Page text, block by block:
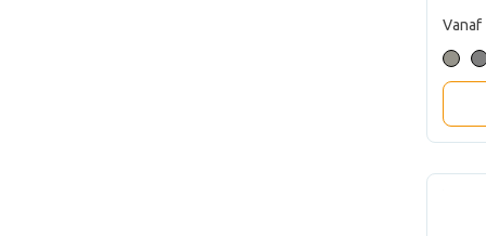
Vanaf